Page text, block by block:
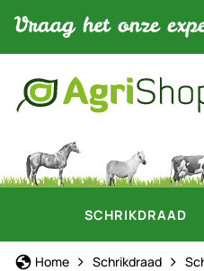
SCHRIKDRAAD
Home Schrikdraad